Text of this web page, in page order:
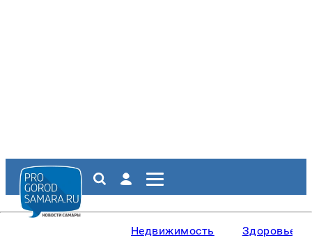
Недвижимость Здоровье